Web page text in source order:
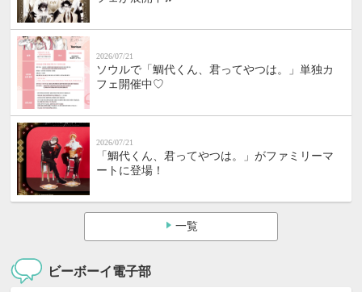
2026/07/21
ソウルで「鯛代くん、君ってやつは。」単独カ
フェ開催中♡
2026/07/21
「鯛代くん、君ってやつは。」がファミリーマ
ートに登場！
一覧
ビーボーイ電子部